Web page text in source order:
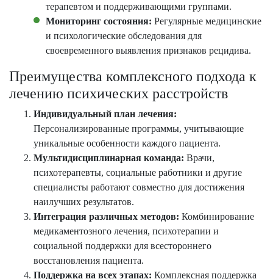
терапевтом и поддерживающими группами.
Мониторинг состояния: Регулярные медицинские
и психологические обследования для
своевременного выявления признаков рецидива.
Преимущества комплексного подхода к
лечению психических расстройств
Индивидуальный план лечения:
Персонализированные программы, учитывающие
уникальные особенности каждого пациента.
Мультидисциплинарная команда: Врачи,
психотерапевты, социальные работники и другие
специалисты работают совместно для достижения
наилучших результатов.
Интеграция различных методов: Комбинирование
медикаментозного лечения, психотерапии и
социальной поддержки для всестороннего
восстановления пациента.
Поддержка на всех этапах: Комплексная поддержка